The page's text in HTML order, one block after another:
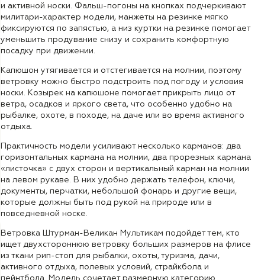
и активной носки. Фальш-погоны на кнопках подчеркивают
милитари-характер модели, манжеты на резинке мягко
фиксируются по запястью, а низ куртки на резинке помогает
уменьшить продувание снизу и сохранить комфортную
посадку при движении.
Капюшон утягивается и отстегивается на молнии, поэтому
ветровку можно быстро подстроить под погоду и условия
носки. Козырек на капюшоне помогает прикрыть лицо от
ветра, осадков и яркого света, что особенно удобно на
рыбалке, охоте, в походе, на даче или во время активного
отдыха.
Практичность модели усиливают несколько карманов: два
горизонтальных кармана на молнии, два прорезных кармана
«листочка» с двух сторон и вертикальный карман на молнии
на левом рукаве. В них удобно держать телефон, ключи,
документы, перчатки, небольшой фонарь и другие вещи,
которые должны быть под рукой на природе или в
повседневной носке.
Ветровка Штурман-Великан Мультикам подойдет тем, кто
ищет двухстороннюю ветровку больших размеров на флисе
из ткани рип-стоп для рыбалки, охоты, туризма, дачи,
активного отдыха, полевых условий, страйкбола и
пейнтбола. Модель сочетает размерную категорию